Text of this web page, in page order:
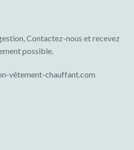
Contactez-nous et recevez
possible.
vêtement-chauffant.com